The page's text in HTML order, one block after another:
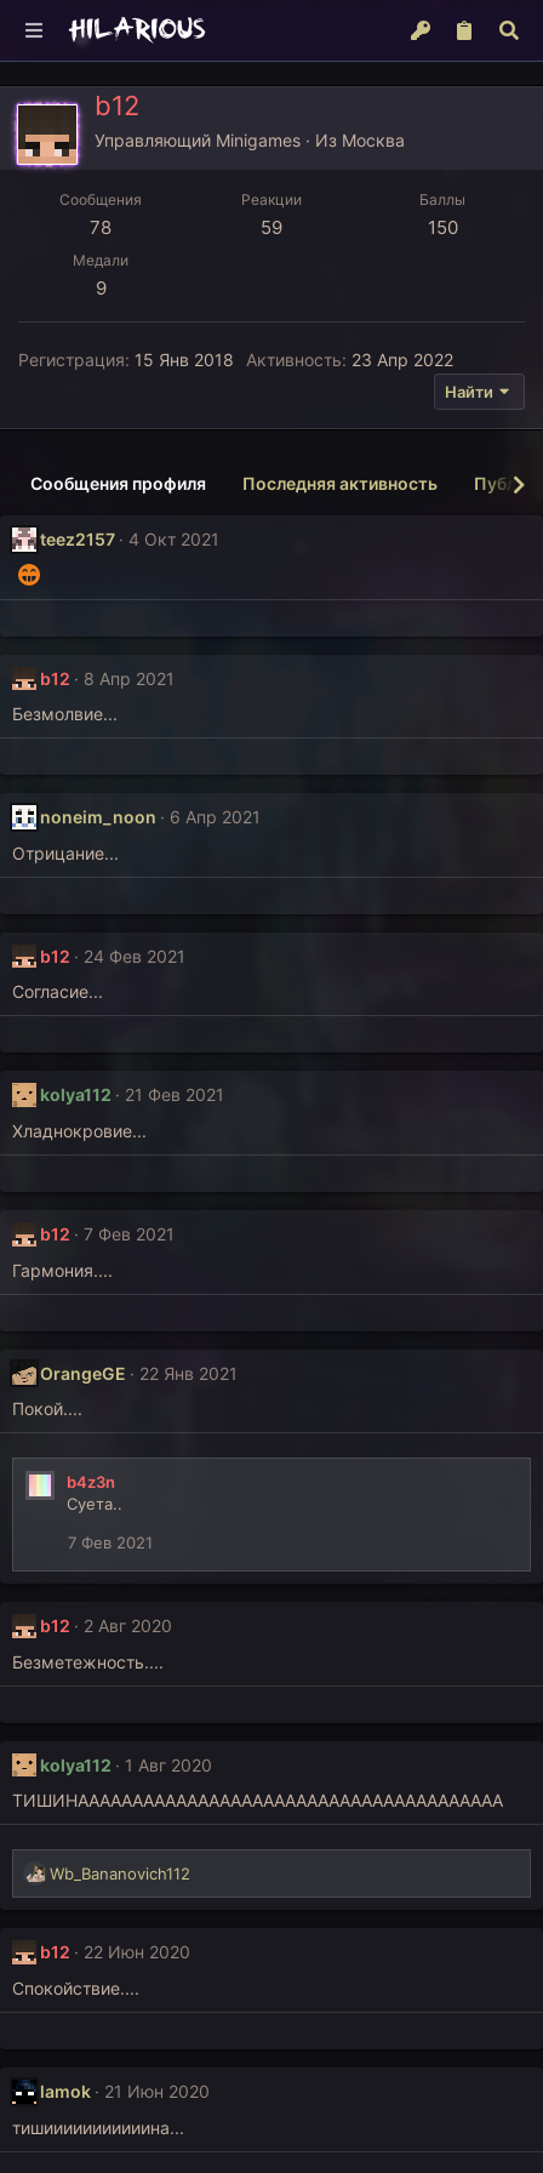
b12
Управляющий Minigames · Из Москва
Сообщения
78
Реакции
59
Баллы
150
Медали
9
Регистрация 15 Янв 2018 Активность 23 Апр 2022
Найти
Сообщения профиля Последняя активность
teez2157 4 Окт 2021
b12
8 Апр 2021
Безмолвие...
noneim_noon
6 Апр 2021
Отрицание...
b12
24 Фев 2021
Согласие...
kolya112
21 Фев 2021
Хладнокровие...
b12
7 Фев 2021
Гармония....
OrangeGE
22 Янв 2021
Покой....
b4z3n
Суета..
7 Фев 2021
b12
2 Авг 2020
Безметежность....
kolya112
1 Авг 2020
ТИШИНААААААААААААААААААААААААААААААААААААААА
Р
е
ц
и
Wb_Bananovich112
b12
22 Июн 2020
Спокойствие....
lamok
21 Июн 2020
тишииииииииииина...